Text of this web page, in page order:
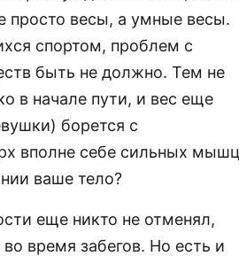
просто весы, а умные весы.
спортом, проблем с
быть не должно. Тем не
в начале пути, и вес еще
борется с
вполне себе сильных
ваше тело?
еще никто не отменял,
время забегов. Но есть и